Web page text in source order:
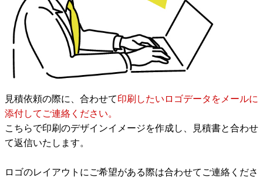
見積依頼の際に、合わせて印刷したいロゴデータをメールに
添付してご連絡ください。
こちらで印刷のデザインイメージを作成し、見積書と合わせ
て返信いたします。
ロゴのレイアウトにご希望がある際は合わせてご連絡くださ